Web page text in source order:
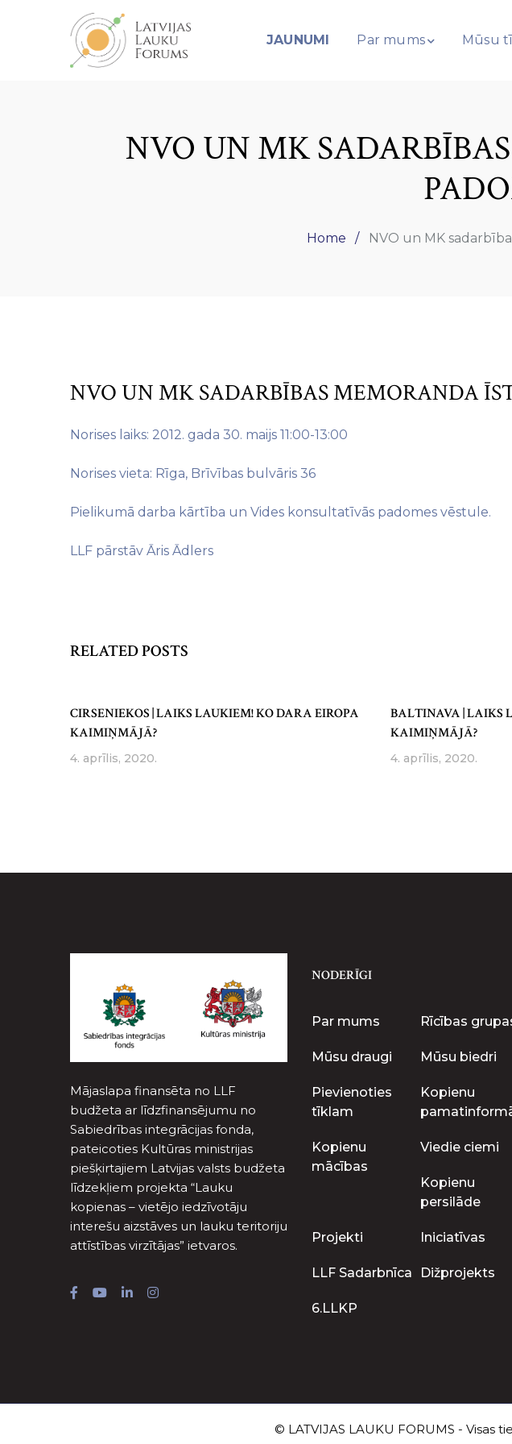
JAUNUMI Par mums Mūsu
NVO UN MK
Home NVO un MK
NVO UN MK SADARBĪBAS MEMORANDA
Norises laiks: 2012. gada 30. maijs 11:00-13:00
Norises vieta: Rīga, Brīvības bulvāris 36
Pielikumā darba kārtība un Vides konsultatīvās padomes vēstule.
LLF pārstāv Āris Ādlers
RELATED POSTS
CIRSENIEKOS | LAIKS LAUKIEM! KO DARA EIROPA
KAIMIŅMĀJĀ?
4. aprīlis, 2020.
BALTINAVA | LAIKS
KAIMIŅMĀJĀ?
4. aprīlis, 2020.
Mājaslapa finansēta no LLF
budžeta ar līdzfinansējumu no
Sabiedrības integrācijas fonda,
pateicoties Kultūras ministrijas
piešķirtajiem Latvijas valsts budžeta
līdzekļiem projekta “Lauku
kopienas – vietējo iedzīvotāju
interešu aizstāves un lauku teritoriju
attīstības virzītājas” ietvaros.
NODERĪGI
Par mums Rīcības
Mūsu draugi Mūsu biedri
Pievienoties
tīklam
Kopienu
Kopienu
mācības
Viedie ciemi
Kopienu
persilāde
Projekti Iniciatīvas
LLF Sadarbnīca Dižprojekts
6.LLKP
© LATVIJAS LAUKU FORUMS - Visas